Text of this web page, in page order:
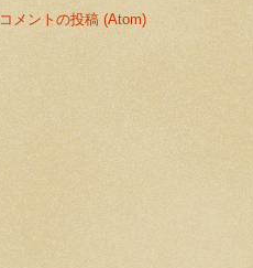
コメントの投稿 (Atom)